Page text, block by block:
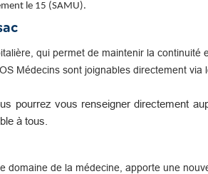
le 15 (SAMU).
qui permet de maintenir la continuité
Médecins sont joignables directement
pourrez vous renseigner directement
à tous.
de la médecine, apporte une